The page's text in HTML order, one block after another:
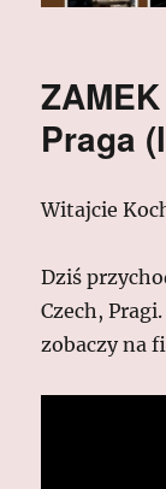
Praga
Witajcie
Dziś
Czech,
zobaczy na